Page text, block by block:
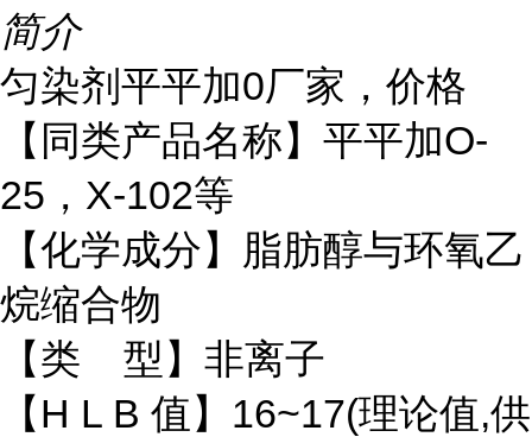
简介
匀染剂平平加0厂家，价格
【同类产品名称】平平加O-
25，X-102等
【化学成分】脂肪醇与环氧乙
烷缩合物
【类 型】非离子
【H L B 值】16~17(理论值,供